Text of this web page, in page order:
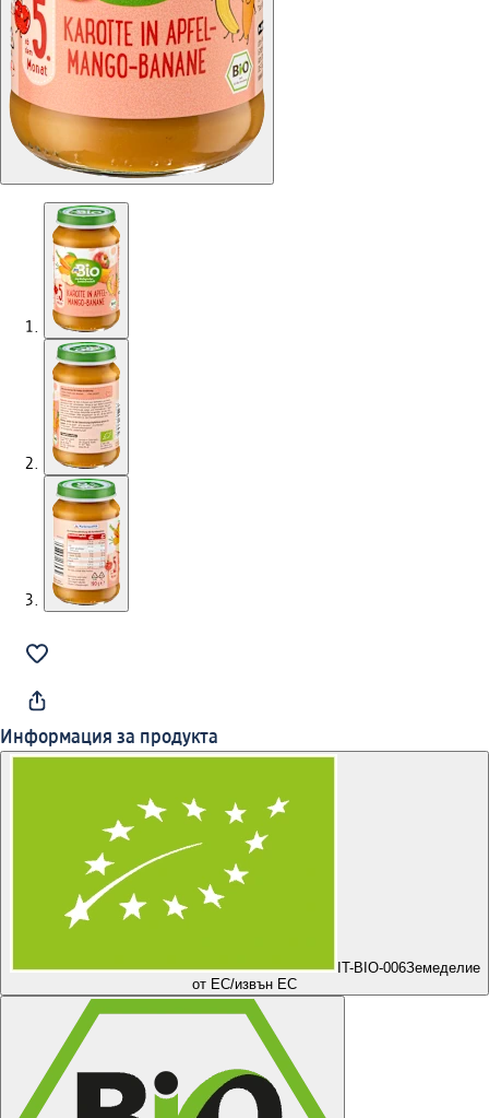
Информация за продукта
IT-BIO-006Земеделие
от ЕС/извън ЕС